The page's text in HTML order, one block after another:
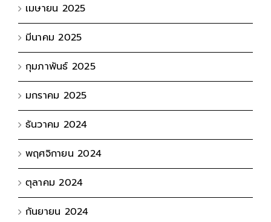
เมษายน 2025
มีนาคม 2025
กุมภาพันธ์ 2025
มกราคม 2025
ธันวาคม 2024
พฤศจิกายน 2024
ตุลาคม 2024
กันยายน 2024